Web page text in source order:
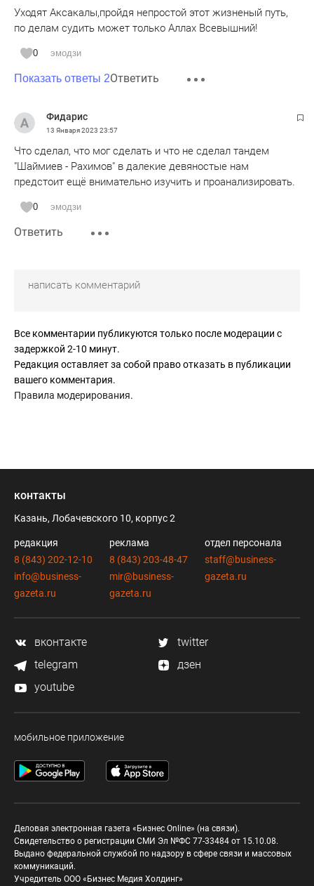
Уходят Аксакалы,пройдя непростой этот жизненый путь,
по делам судить может только Аллах Всевышний!
0 эмодзи
Показать ответы 2Ответить
Фидарис
13 Января 2023 23:57
Что сделал, что мог сделать и что не сделал тандем
"Шаймиев - Рахимов" в далекие девяностые нам
предстоит ещё внимательно изучить и проанализировать.
0 эмодзи
Ответить
Все комментарии публикуются только после модерации с
задержкой 2-10 минут.
Редакция оставляет за собой право отказать в публикации
вашего комментария.
Правила модерирования.
контакты
Казань, Лобачевского 10, корпус 2
редакция
8 (843) 202-12-10
info@business-
gazeta.ru
реклама
8 (843) 203-48-47
mir@business-
gazeta.ru
отдел персонала
staff@business-
gazeta.ru
вконтакте
twitter
telegram
дзен
youtube
мобильное приложение
Деловая электронная газета «Бизнес Online» (на связи).
Свидетельство о регистрации СМИ Эл №ФС 77-33484 от 15.10.08.
Выдано федеральной службой по надзору в сфере связи и массовых
коммуникаций.
Учредитель ООО «Бизнес Медия Холдинг»